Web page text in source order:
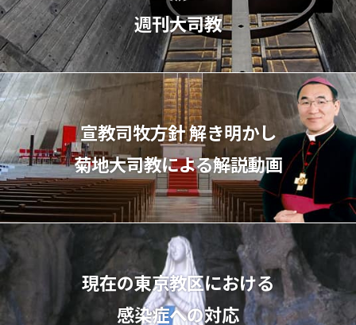
週刊大司教
宣教司牧⽅針 解き明かし
菊地⼤司教による解説動画
現在の東京教区における
感染症への対応